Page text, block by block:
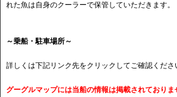
れた魚は自身のクーラーで保管していただきます。
～乗船・駐車場所～
詳しくは下記リンク先をクリックしてご確認くださ
グーグルマップには当船の情報は掲載されておりま